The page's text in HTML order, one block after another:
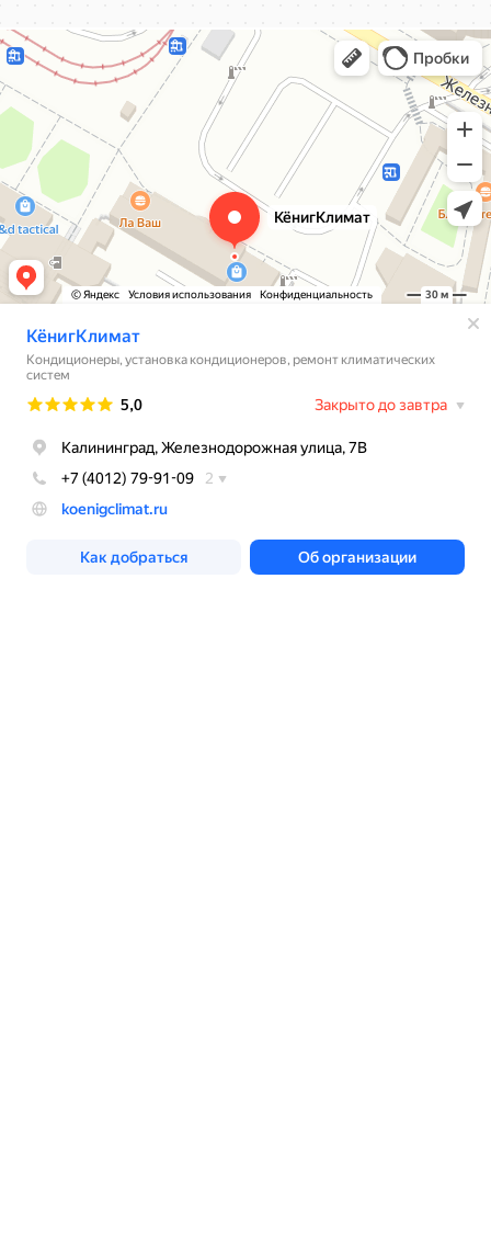
КёнигКлимат
Кондиционеры в Калининграде
Установка кондиционеров в Калининграде